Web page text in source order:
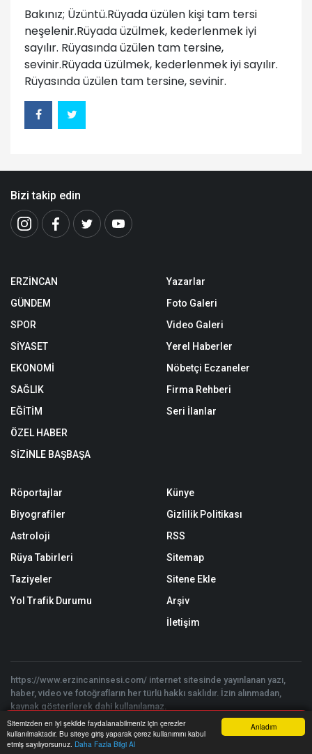
Anladım
Sitemizden en iyi şekilde faydalanabilmeniz için çerezler
kullanılmaktadır. Bu siteye giriş yaparak çerez kullanımını kabul
etmiş sayılıyorsunuz. Daha Fazla Bilgi Al
Bakınız; Üzüntü.Rüyada üzülen kişi tam tersi
neşelenir.Rüyada üzülmek, kederlenmek iyi
sayılır. Rüyasında üzülen tam tersine,
sevinir.Rüyada üzülmek, kederlenmek iyi sayılır.
Rüyasında üzülen tam tersine, sevinir.
Bizi takip edin
ERZİNCAN
GÜNDEM
SPOR
SİYASET
EKONOMİ
SAĞLIK
EĞİTİM
ÖZEL HABER
SİZİNLE BAŞBAŞA
Yazarlar
Foto Galeri
Video Galeri
Yerel Haberler
Nöbetçi Eczaneler
Firma Rehberi
Seri İlanlar
Röportajlar
Biyografiler
Astroloji
Rüya Tabirleri
Taziyeler
Yol Trafik Durumu
Künye
Gizlilik Politikası
RSS
Sitemap
Sitene Ekle
Arşiv
İletişim
https://www.erzincaninsesi.com/ internet sitesinde yayınlanan yazı,
haber, video ve fotoğrafların her türlü hakkı saklıdır. İzin alınmadan,
kaynak gösterilerek dahi kullanılamaz.
Copyright © 2026 Erzincan'ın Sesi | Erzincan'ın ve Bölgenin Haber
Sitesi - Tüm hakları saklıdır. | Yazılım:Onemsoft
Anasayfa Yazarlar Haber Ara İhbar Hattı Menu